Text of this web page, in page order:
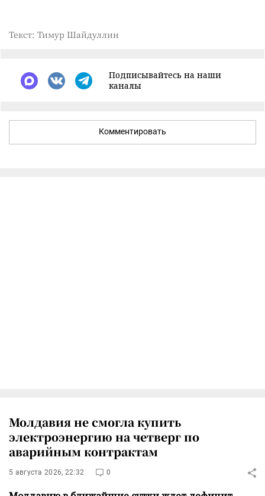
Текст: Тимур Шайдуллин
Подписывайтесь на наши
каналы
Комментировать
Молдавия не смогла купить
электроэнергию на четверг по
аварийным контрактам
5 августа 2026, 22:32 0